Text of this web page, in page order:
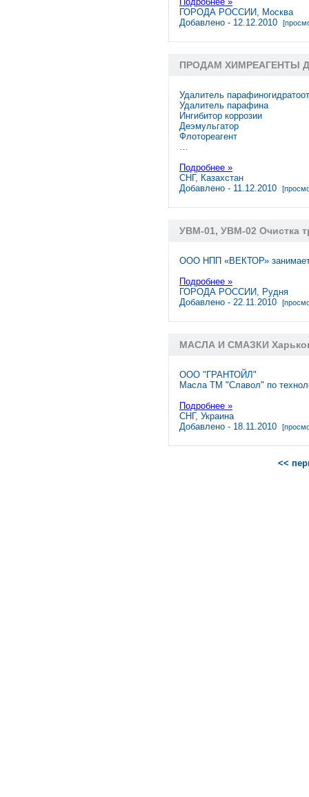
ГОРОДА РОССИИ, Москва
Добавлено - 12.12.2010
ПРОДАМ ХИМРЕАГЕНТЫ
Удалитель
Удалитель парафина
Ингибитор коррозии
Деэмульгатор
Флотореагент
…
Подробнее »
СНГ, Казахстан
Добавлено - 11.12.2010
УВМ-01, УВМ-02 Очистка
ООО НПП «ВЕКТОР»
Подробнее »
ГОРОДА РОССИИ, Рудня
Добавлено - 22.11.2010
МАСЛА И СМАЗКИ
ООО "ГРАНТОЙЛ"
Масла ТМ "Славол" по
Подробнее »
СНГ, Украина
Добавлено - 18.11.2010
<<